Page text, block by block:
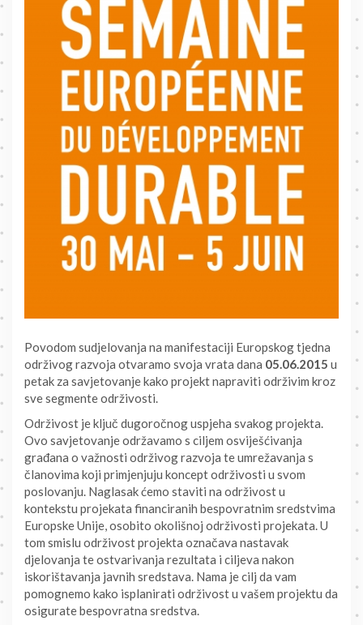
Povodom sudjelovanja na manifestaciji Europskog tjedna
održivog razvoja otvaramo svoja vrata dana 05.06.2015 u
petak za savjetovanje kako projekt napraviti održivim kroz
sve segmente održivosti.
Održivost je ključ dugoročnog uspjeha svakog projekta.
Ovo savjetovanje održavamo s ciljem osviješćivanja
građana o važnosti održivog razvoja te umrežavanja s
članovima koji primjenjuju koncept održivosti u svom
poslovanju. Naglasak ćemo staviti na održivost u
kontekstu projekata financiranih bespovratnim sredstvima
Europske Unije, osobito okolišnoj održivosti projekata. U
tom smislu održivost projekta označava nastavak
djelovanja te ostvarivanja rezultata i ciljeva nakon
iskorištavanja javnih sredstava. Nama je cilj da vam
pomognemo kako isplanirati održivost u vašem projektu da
osigurate bespovratna sredstva.